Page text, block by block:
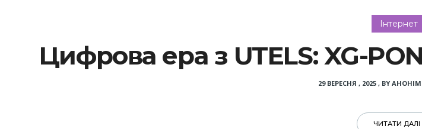
Інтернет
Цифрова ера з UTELS: XG-
29 ВЕРЕСНЯ , 2025, BY АНОНІМ
ЧИТАТИ ДАЛІ